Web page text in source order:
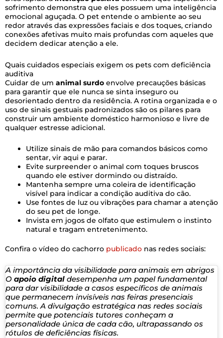
sofrimento demonstra que eles possuem uma inteligência
emocional aguçada. O pet entende o ambiente ao seu
redor através das expressões faciais e dos toques, criando
conexões afetivas muito mais profundas com aqueles que
decidem dedicar atenção a ele.
Quais cuidados especiais exigem os pets com deficiência
auditiva
Cuidar de um animal surdo envolve precauções básicas
para garantir que ele nunca se sinta inseguro ou
desorientado dentro da residência. A rotina organizada e o
uso de sinais gestuais padronizados são os pilares para
construir um ambiente doméstico harmonioso e livre de
qualquer estresse adicional.
Utilize sinais de mão para comandos básicos como
sentar, vir aqui e parar.
Evite surpreender o animal com toques bruscos
quando ele estiver dormindo ou distraído.
Mantenha sempre uma coleira de identificação
visível para indicar a condição auditiva do cão.
Use fontes de luz ou vibrações para chamar a atenção
do seu pet de longe.
Invista em jogos de olfato que estimulem o instinto
natural e tragam entretenimento.
Confira o vídeo do cachorro publicado nas redes sociais:
A importância da visibilidade para animais em abrigos
O apoio digital desempenha um papel fundamental
para dar visibilidade a casos específicos de animais
que permanecem invisíveis nas feiras presenciais
comuns. A divulgação estratégica nas redes sociais
permite que potenciais tutores conheçam a
personalidade única de cada cão, ultrapassando os
rótulos de deficiências físicas.